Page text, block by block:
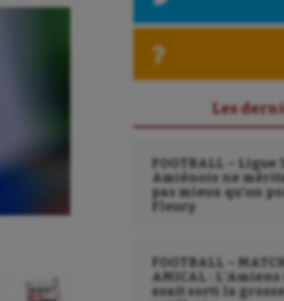
Les
FOOTBALL – Ligue
Amiénois ne
pas mieux qu’un
Fleury
FOOTBALL – MATCH
AMICAL : L’Amiens
avait sorti la grosse